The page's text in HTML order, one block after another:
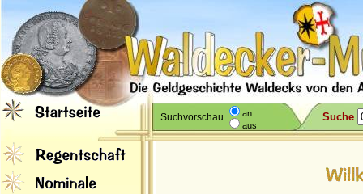
Suchvorschau
an
aus
Suche